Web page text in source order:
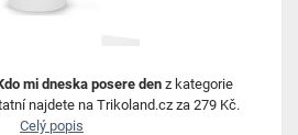
mi dneska posere denz kategorie
najdete na Trikoland.cz za 279 Kč.
Celý popis